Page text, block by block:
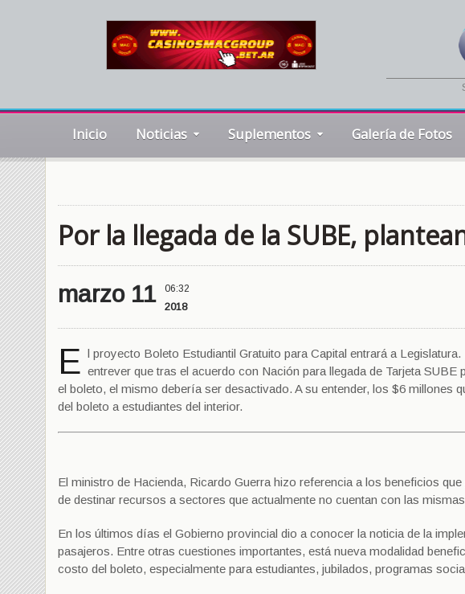
Inicio Noticias Suplementos Galería de Fotos
Por la llegada de la SUBE,
marzo 11 06:32
2018
E l proyecto Boleto Estudiantil Gratuito para Capital entrará a
entrever que tras el acuerdo con Nación para llegada de Tarjeta
el boleto, el mismo debería ser desactivado. A su entender, los $6 millones
del boleto a estudiantes del interior.
El ministro de Hacienda, Ricardo Guerra hizo referencia a los beneficios
de destinar recursos a sectores que actualmente no cuentan con las
En los últimos días el Gobierno provincial dio a conocer la noticia de la
pasajeros. Entre otras cuestiones importantes, está nueva modalidad
costo del boleto, especialmente para estudiantes, jubilados, programas